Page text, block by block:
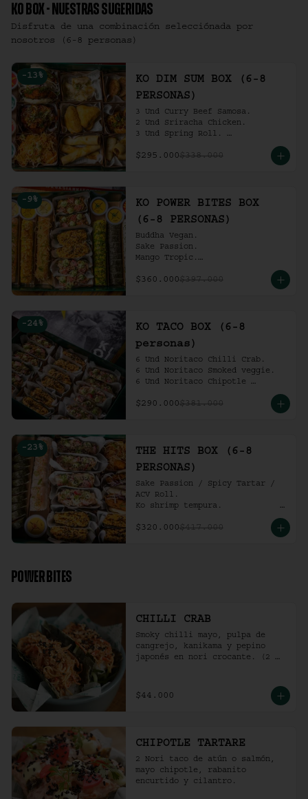
KO BOX - NUESTRAS SUGERIDAS
Disfruta de una combinación selecciónada por
nosotros (6-8 personas)
-13 %
KO DIM SUM BOX (6-8
PERSONAS)
3 Und Curry Beef Samosa.
2 Und Sriracha Chicken.
3 Und Spring Roll.
3 Und Cha Siu Roll.
Gochujang Ribs.
$295.000$338.000
- 9%
KO POWER BITES BOX
(6-8 PERSONAS)
Buddha Vegan.
Sake Passion.
Mango Tropic.
Dragon.
2 Und Noritaco Chilli Crab.
(6-8 personas).
$360.000$397.000
-24 %
KO TACO BOX (6-8
personas)
6 Und Noritaco Chilli Crab.
6 Und Noritaco Smoked veggie.
6 Und Noritaco Chipotle
$290.000$381.000
-23 %
THE HITS BOX (6-8
PERSONAS)
Sake Passion / Spicy Tartar /
ACV Roll.
Ko shrimp tempura.
Tartare.
4 Und Noritaco Chilli Crab.
$320.000$417.000
POWER BITES
CHILLI CRAB
Smoky chilli mayo, pulpa de
cangrejo, kanikama y pepino
japonés en nori crocante. (2
$44.000
CHIPOTLE TARTARE
2 Nori taco de atún o salmón,
mayo chipotle, rabanito
encurtido y cilantro.